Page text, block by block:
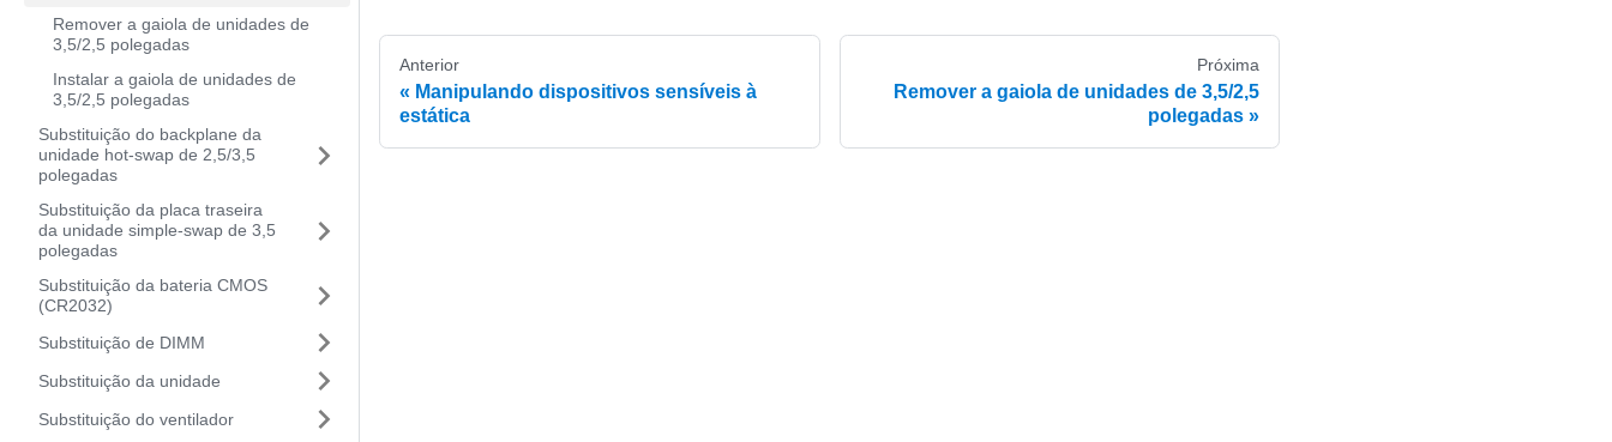
Remover a gaiola de unidades de
3,5/2,5 polegadas
Instalar a gaiola de unidades de
3,5/2,5 polegadas
Substituição do backplane da
unidade hot-swap de 2,5/3,5
polegadas
Substituição da placa traseira
da unidade simple-swap de 3,5
polegadas
Substituição da bateria CMOS
(CR2032)
Substituição de DIMM
Substituição da unidade
Substituição do ventilador
Anterior
Manipulando dispositivos sensíveis à
estática
Próxima
Remover a gaiola de unidades de 3,5/2,5
polegadas